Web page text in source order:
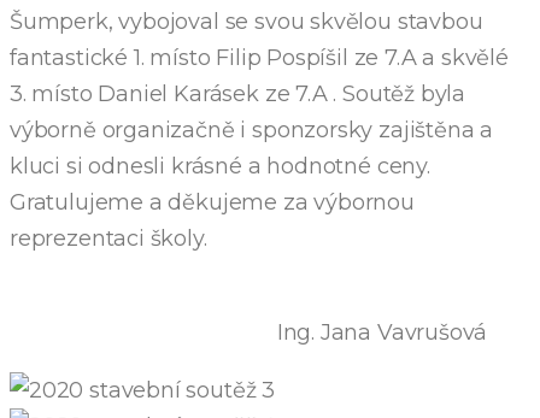
Šumperk, vybojoval se svou skvělou stavbou
fantastické 1. místo Filip Pospíšil ze 7.A a skvělé
3. místo Daniel Karásek ze 7.A . Soutěž byla
výborně organizačně i sponzorsky zajištěna a
kluci si odnesli krásné a hodnotné ceny.
Gratulujeme a děkujeme za výbornou
reprezentaci školy.
Ing. Jana Vavrušová